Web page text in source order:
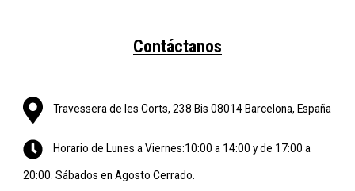
Contáctanos
Travessera de les Corts, 238 Bis 08014 Barcelona, España
Horario de Lunes a Viernes:10:00 a 14:00 y de 17:00 a
20:00. Sábados en Agosto Cerrado.